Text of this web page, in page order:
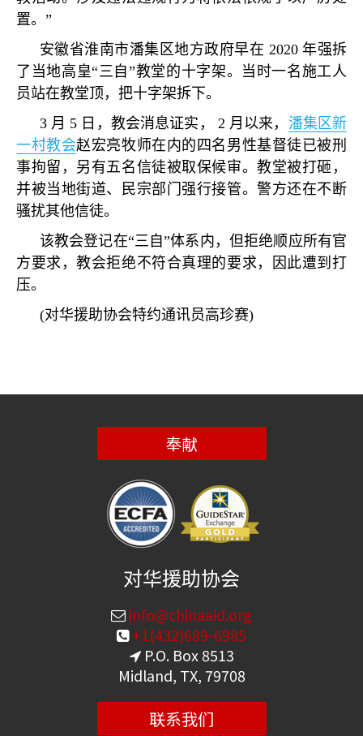
置。 ”
安徽省淮南市潘集区地方政府早在 2020年强拆
了当地高皇“三自”教堂的十字架。当时一名施工人
员站在教堂顶，把十字架拆下。
3 月 5 日，教会消息证实， 2 月以来， 潘集区新
一村教会赵宏亮牧师在内的四名男性基督徒已被刑
事拘留，另有五名信徒被取保候审。教堂被打砸，
并被当地街道、民宗部门强行接管。警方还在不断
骚扰其他信徒。
该教会登记在“三自”体系内，但拒绝顺应所有官
方要求，教会拒绝不符合真理的要求，因此遭到打
压。
(对华援助协会特约通讯员高珍赛)
奉献
对华援助协会
info@chinaaid.org
+1(432)689-6985
P.O. Box 8513
Midland, TX, 79708
联系我们